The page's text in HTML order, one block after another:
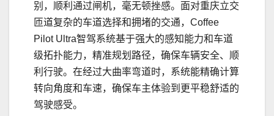
别，顺利通过闸机，毫无顿挫感。面对重庆立交
匝道复杂的车道选择和拥堵的交通，Coffee
Pilot Ultra智驾系统基于强大的感知能力和车道
级拓扑能力，精准规划路径，确保车辆安全、顺
利行驶。在经过大曲率弯道时，系统能精确计算
转向角度和车速，确保车主体验到更平稳舒适的
驾驶感受。